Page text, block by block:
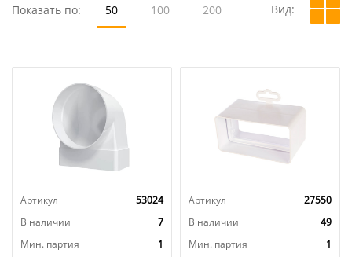
Показать по: 50 100 200 Вид:
Артикул
53024
В наличии
7
Мин. партия
1
Артикул
27550
В наличии
49
Мин. партия
1